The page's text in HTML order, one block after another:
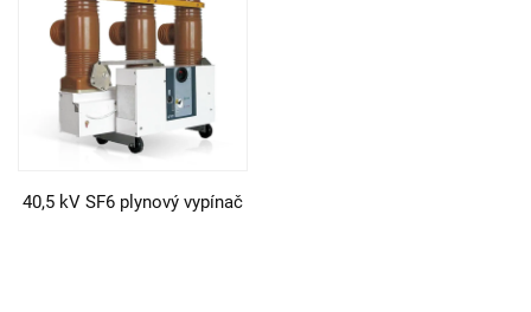
Řešení
Stáhnout
Kontaktujte nás
40,5 kV SF6 plynový vypínač